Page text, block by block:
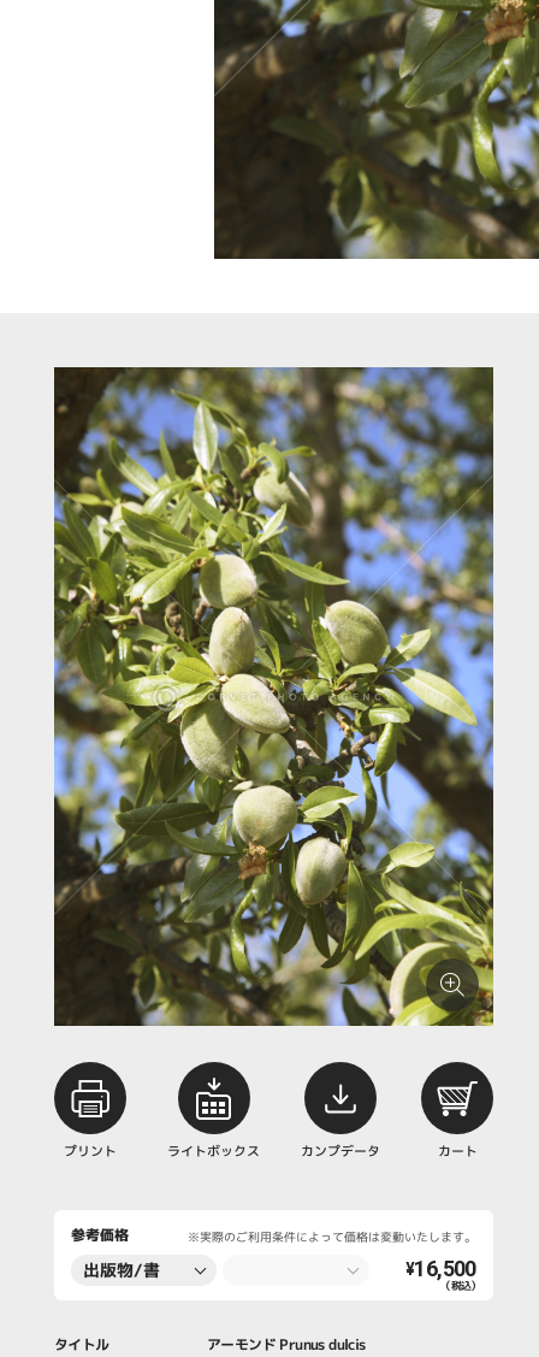
プリント ライトボックス カンプデータ カート
参考価格 ※実際のご利用条件によって価格は変動いたします。
出版物/書
¥16,500
（税込）
タイトル アーモンド Prunus dulcis